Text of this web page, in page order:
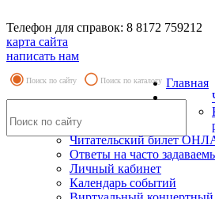
Телефон для справок: 8 8172 759212
карта сайта
написать нам
Поиск по сайту Поиск по каталогу Главная
Читательский билет
Ответы на часто
Личный кабинет
Календарь событий